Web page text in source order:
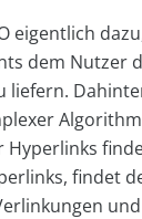
eigentlich
dem Nutzer
liefern.
Hyperlinks
findet